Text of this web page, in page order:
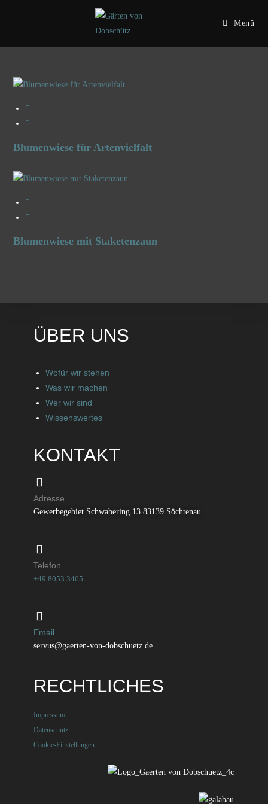
Menü
Blumenwiese für Artenvielfalt
Blumenwiese mit Staketenzaun
ÜBER UNS
Wofür wir stehen
Was wir machen
Wer wir sind
Wissenswertes
KONTAKT
Adresse
Gewerbegebiet Schwabering 13 83139 Söchtenau
Telefon
+49 8053 3465
Email
servus@gaerten-von-dobschuetz.de
RECHTLICHES
Impressum
Datenschutz
Cookie-Einstellungen